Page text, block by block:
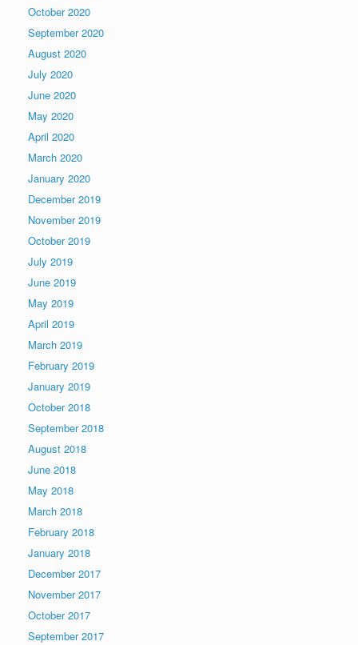
October 2020
September 2020
August 2020
July 2020
June 2020
May 2020
April 2020
March 2020
January 2020
December 2019
November 2019
October 2019
July 2019
June 2019
May 2019
April 2019
March 2019
February 2019
January 2019
October 2018
September 2018
August 2018
June 2018
May 2018
March 2018
February 2018
January 2018
December 2017
November 2017
October 2017
September 2017